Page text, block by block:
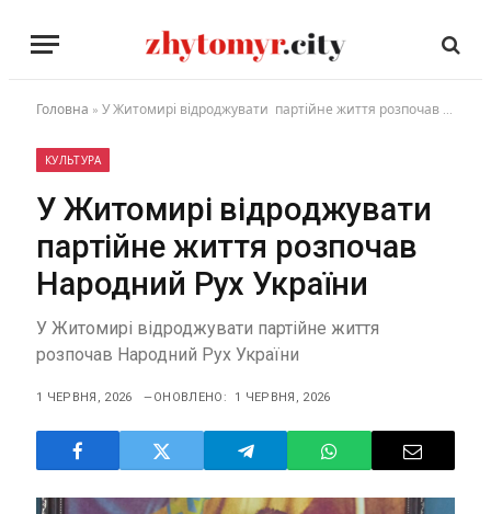
Головна » У Житомирі відроджувати партійне життя розпочав Народний Рух України
КУЛЬТУРА
У Житомирі відроджувати
партійне життя розпочав
Народний Рух України
У Житомирі відроджувати партійне життя
розпочав Народний Рух України
1 ЧЕРВНЯ, 2026 ОНОВЛЕНО: 1 ЧЕРВНЯ, 2026